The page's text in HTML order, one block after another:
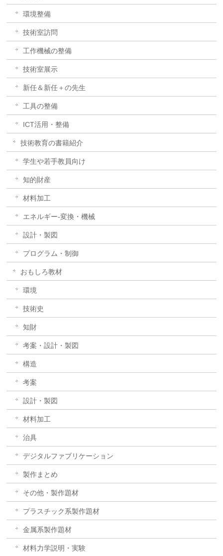
環境整備
技術室訪問
工作機械の整備
技術室展示
新任＆新任＋の先生
工具の整備
ICT活用・整備
技術教育の書籍紹介
学生や若手教員向け
知的財産
材料加工
エネルギー-変換・機械
設計・製図
プログラム・制御
おもしろ教材
環境
技術史
知財
考案・設計・製図
構造
考案
設計・製図
材料加工
治具
デジタルファブリケーション
製作まとめ
その他・製作題材
プラスチック系製作題材
金属系製作題材
材料力学説明・実験